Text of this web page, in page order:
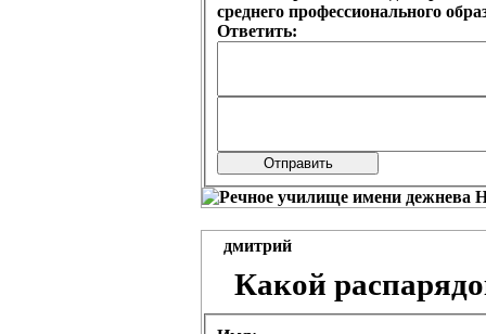
среднего профессионального
Ответить:
дмитрий
Какой